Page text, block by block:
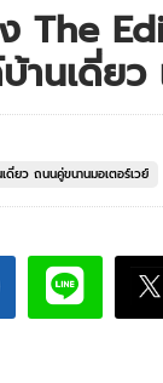
The
านเดี่ย
ดี่ยว ถนนคู่ขนานมอเตอร์เวย์